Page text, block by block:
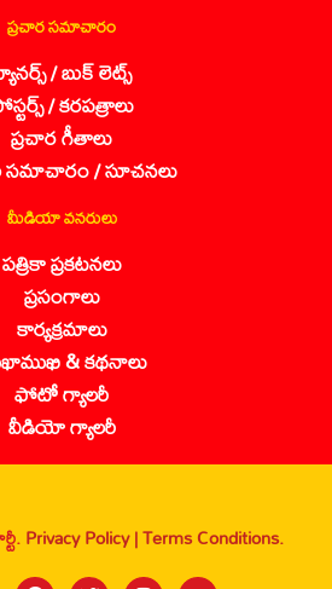
ప్రచార సమాచారం
/ బుక్ లెట్స్
/ కరపత్రాలు
ప్రచార గీతాలు
సమాచారం / సూచనలు
మీడియా వనరులు
పత్రికా ప్రకటనలు
ప్రసంగాలు
కార్యక్రమాలు
& కథనాలు
ఫోటో గ్యాలరీ
వీడియో గ్యాలరీ
Privacy Policy |Terms Conditions.